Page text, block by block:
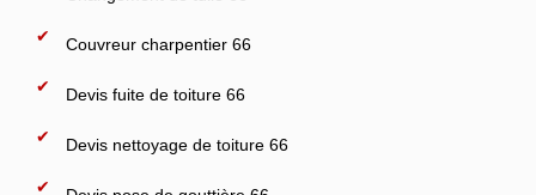
Couvreur charpentier 66
Devis fuite de toiture 66
Devis nettoyage de toiture 66